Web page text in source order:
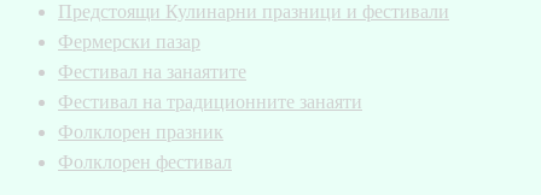
Предстоящи Кулинарни празници и фестивали
Фермерски пазар
Фестивал на занаятите
Фестивал на традиционните занаяти
Фолклорен празник
Фолклорен фестивал